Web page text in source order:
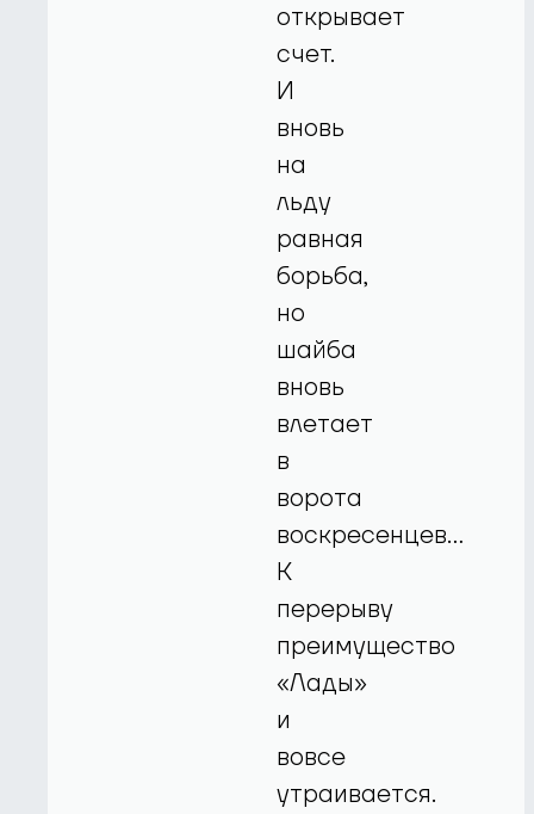
открывает
счет.
И
вновь
на
льду
равная
борьба,
но
шайба
вновь
влетает
в
ворота
воскресенцев…
К
перерыву
преимущество
«Лады»
и
вовсе
утраивается.